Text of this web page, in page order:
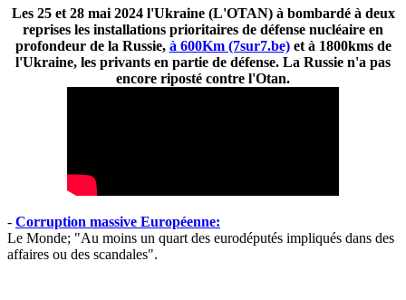
Les 25 et 28 mai 2024 l'Ukraine (L'OTAN) à bombardé à deux
reprises les installations prioritaires de défense nucléaire en
profondeur de la Russie, à 600Km (7sur7.be)et à 1800kms de
l'Ukraine, les privants en partie de défense. La Russie n'a pas
encore riposté contre l'Otan.
- Corruption massive Européenne:
Le Monde; "Au moins un quart des eurodéputés impliqués dans des
affaires ou des scandales".